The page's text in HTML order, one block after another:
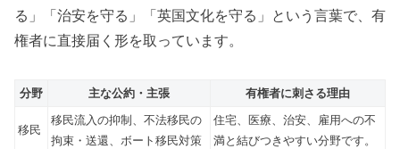
る」「治安を守る」「英国文化を守る」という言葉で、有
権者に直接届く形を取っています。
分野 主な公約・主張 有権者に刺さる理由
移民
移民流入の抑制、不法移民の
拘束・送還、ボート移民対策
住宅、医療、治安、雇用への不
満と結びつきやすい分野です。